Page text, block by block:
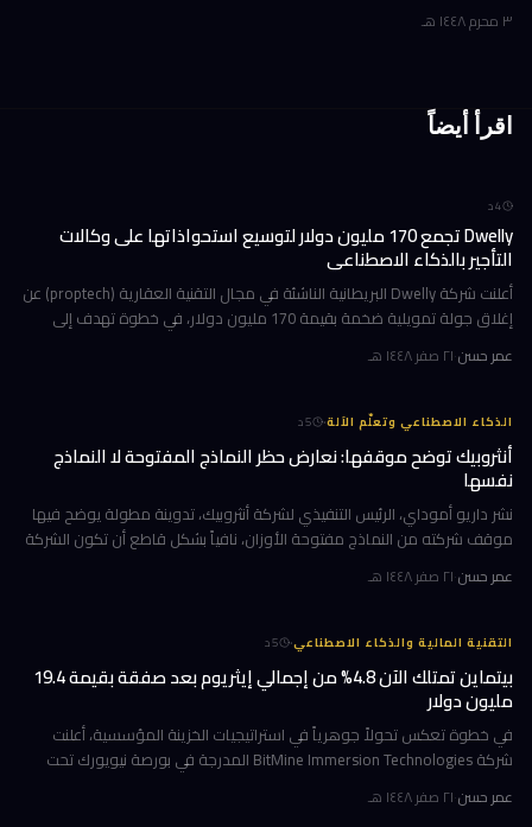
٣ محرم ١٤٤٨ هـ
اقرأ أيضاً
4د
Dwelly تجمع 170 مليون دولار لتوسيع استحواذاتها على وكالات
التأجير بالذكاء الاصطناعي
أعلنت شركة Dwelly البريطانية الناشئة في مجال التقنية العقارية (proptech) عن
إغلاق جولة تمويلية ضخمة بقيمة 170 مليون دولار، في خطوة تهدف إلى
عمر حسن·٢١ صفر ١٤٤٨ هـ
الذكاء الاصطناعي وتعلّم الآلة·
5د
أنثروبيك توضح موقفها: نعارض حظر النماذج المفتوحة لا النماذج
نفسها
نشر داريو أموداي، الرئيس التنفيذي لشركة أنثروبيك، تدوينة مطولة يوضح فيها
موقف شركته من النماذج مفتوحة الأوزان، نافياً بشكل قاطع أن تكون الشركة
عمر حسن·٢١ صفر ١٤٤٨ هـ
التقنية المالية والذكاء الاصطناعي·
5د
بيتماين تمتلك الآن 4.8% من إجمالي إيثريوم بعد صفقة بقيمة 19.4
مليون دولار
في خطوة تعكس تحولاً جوهرياً في استراتيجيات الخزينة المؤسسية، أعلنت
شركة BitMine Immersion Technologies المدرجة في بورصة نيويورك تحت
عمر حسن·٢١ صفر ١٤٤٨ هـ